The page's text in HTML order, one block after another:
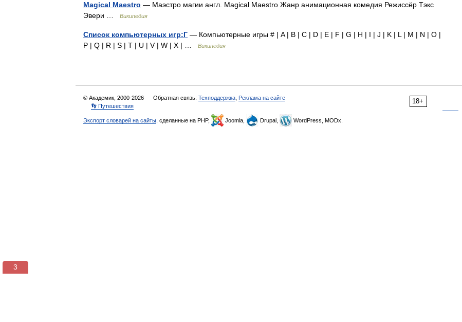
Magical Maestro — Маэстро магии англ. Magical Maestro Жанр анимационная комедия Режиссёр Тэкс
Эвери …
Википедия
Список компьютерных игр:Г — Компьютерные игры # | A | B | C | D | E | F | G | H | I | J | K | L | M | N | O |
P | Q | R | S | T | U | V | W | X | …
Википедия
18+
© Академик, 2000-2026 Обратная связь: Техподдержка Реклама на сайте
👣 Путешествия
Экспорт словарей на сайты , сделанные на PHP, Joomla, Drupal, WordPress, MODx.
3